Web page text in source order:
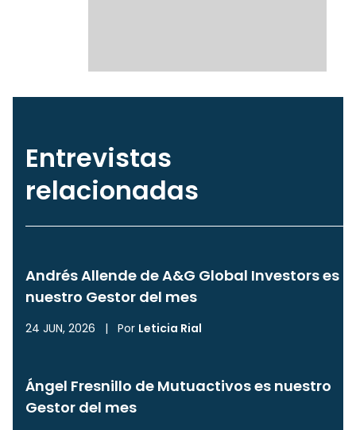
Entrevistas
relacionadas
Andrés Allende de A&G Global Investors es
nuestro Gestor del mes
24 JUN, 2026 | Por Leticia Rial
Ángel Fresnillo de Mutuactivos es nuestro
Gestor del mes